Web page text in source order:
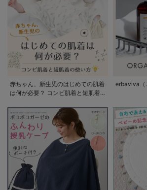
赤ちゃん、新生児のはじめての肌着
は何が必要？ コンビ肌着と短肌着
erbaviva（